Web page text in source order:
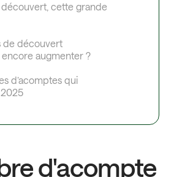
cette grande
de découvert
augmenter ?
d’acomptes qui
d'acompte